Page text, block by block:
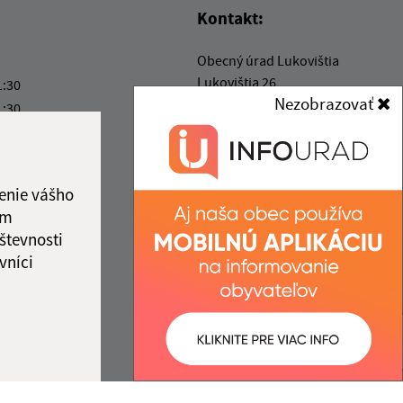
vášho
Nezobrazovať
Kontakt:
Obecný úrad Lukovištia
Lukovištia 26
980 26 Lukovištia
lukovistia@lukovistia.sk
+421 47 569 01 01
IČO: 00318906